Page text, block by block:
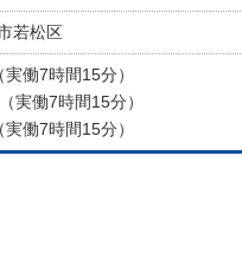
若松区
働7時間15分）
実働7時間15分）
働7時間15分）